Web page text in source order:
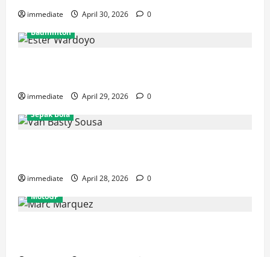
immediate April 30, 2026
0
Badminton
immediate April 29, 2026
0
Sepak Bola
immediate April 28, 2026
0
MotoGP